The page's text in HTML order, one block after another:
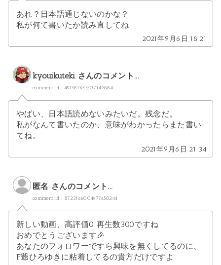
あれ？日本語通じないのかな？
私が何て書いたか読み直してね
2021年9月6日 18:21
kyouikuteki さんのコメント...
comment id : 451387635507149884
やばい、日本語読めないみたいだ。残念だ。
私がなんて書いたのか、意味がわかったらまた書い
てね。
2021年9月6日 21:34
匿名 さんのコメント...
comment id : 8723166004977450244
新しい動画、高評価0 再生数300ですね
おめでとうございます🎉
あなたのフォロワーですら興味を無くしてるのに、
F爺ひろゆきに粘着してるの貴方だけですよ